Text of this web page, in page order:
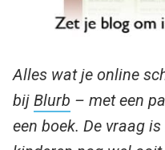
Alles wat je online
bij Blurb – met een
een boek. De vraag